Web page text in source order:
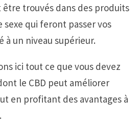
trouvés dans des produits
sexe qui feront passer vos
à un niveau supérieur.
ici tout ce que vous devez
le CBD peut améliorer
en profitant des avantages à